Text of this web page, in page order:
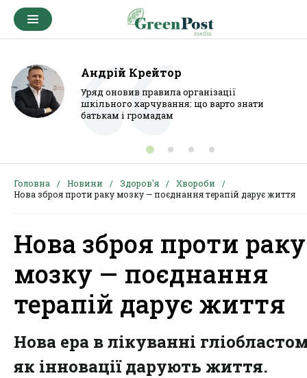
Андрій Крейтор
Уряд оновив правила організації
шкільного харчування: що варто знати
батькам і громадам
Головна Новини Здоров'я
Хвороби
Нова зброя проти раку мозку — поєднання терапій дарує життя
Нова зброя проти раку
мозку — поєднання
терапій дарує життя
Нова ера в лікуванні
як інновації дарують життя.